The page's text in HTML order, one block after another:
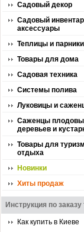
Садовый декор
Садовый
аксессуары
Теплицы и парники
Товары для дома
Садовая техника
Системы полива
Луковицы и
Саженцы
деревьев и
Товары для
отдыха
Новинки
Хиты продаж
Инструкция по заказу
Как купить в Киеве